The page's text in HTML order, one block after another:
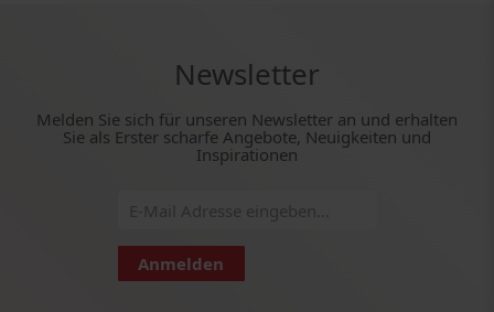
Newsletter
Melden Sie sich für unseren Newsletter an und erhalten
Sie als Erster scharfe Angebote, Neuigkeiten und
Inspirationen
Anmelden